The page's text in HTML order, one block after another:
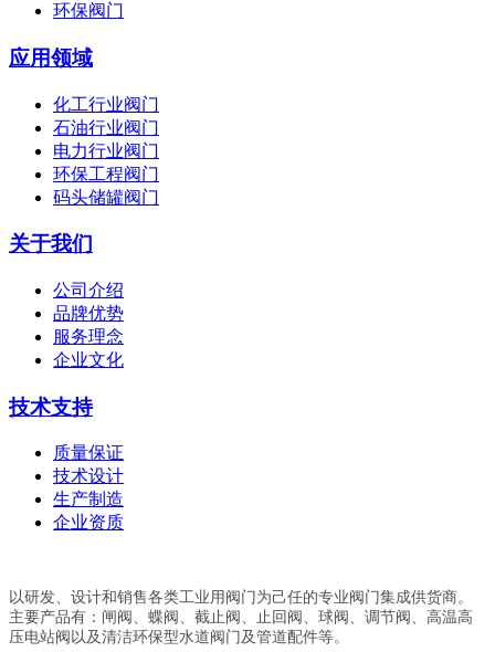
环保阀门
应用领域
化工行业阀门
石油行业阀门
电力行业阀门
环保工程阀门
码头储罐阀门
关于我们
公司介绍
品牌优势
服务理念
企业文化
技术支持
质量保证
技术设计
生产制造
企业资质
以研发、设计和销售各类工业用阀门为己任的专业阀门集成供货商。
主要产品有：闸阀、蝶阀、截止阀、止回阀、球阀、调节阀、高温高
压电站阀以及清洁环保型水道阀门及管道配件等。